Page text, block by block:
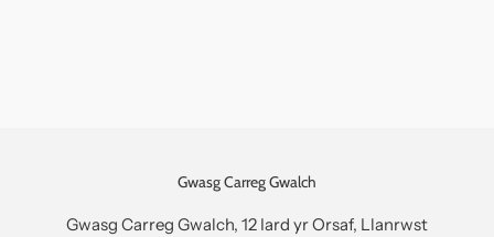
Gwasg Carreg Gwalch
Gwasg Carreg Gwalch, 12 Iard yr Orsaf, Llanrwst